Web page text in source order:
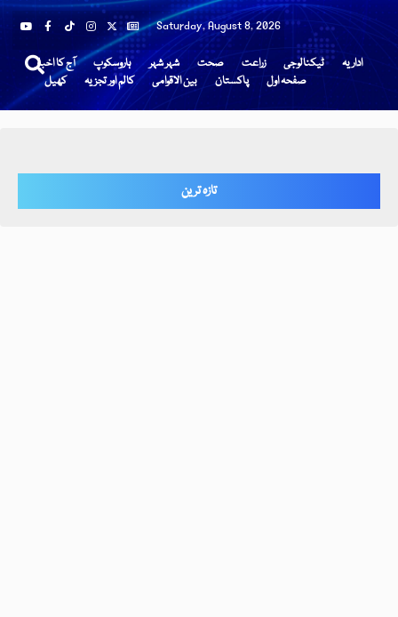
Saturday, August 8, 2026
آج کا اخبار ہاروسکوپ شہر شہر صحت زراعت ٹیکنالوجی
اداریہ
کھیل
کالم اور تجزیہ بین الاقوامی پاکستان صفحہ اول
تازہ ترین